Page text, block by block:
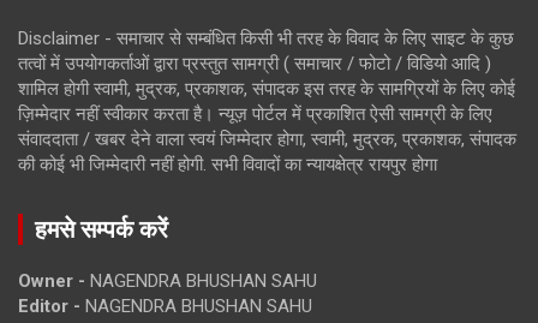
Disclaimer - समाचार से सम्बंधित किसी भी तरह के विवाद के लिए साइट के कुछ
तत्वों में उपयोगकर्ताओं द्वारा प्रस्तुत सामग्री ( समाचार / फोटो / विडियो आदि )
शामिल होगी स्वामी, मुद्रक, प्रकाशक, संपादक इस तरह के सामग्रियों के लिए कोई
ज़िम्मेदार नहीं स्वीकार करता है। न्यूज़ पोर्टल में प्रकाशित ऐसी सामग्री के लिए
संवाददाता / खबर देने वाला स्वयं जिम्मेदार होगा, स्वामी, मुद्रक, प्रकाशक, संपादक
की कोई भी जिम्मेदारी नहीं होगी. सभी विवादों का न्यायक्षेत्र रायपुर होगा
हमसे सम्पर्क करें
Owner - NAGENDRA BHUSHAN SAHU
Editor - NAGENDRA BHUSHAN SAHU